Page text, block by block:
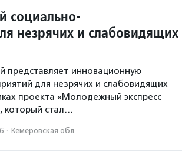
социально-
незрячих и слабовидящих
представляет инновационную
для незрячих и слабовидящих
проекта «Молодежный экспресс
который стал…
· Кемеровская обл.